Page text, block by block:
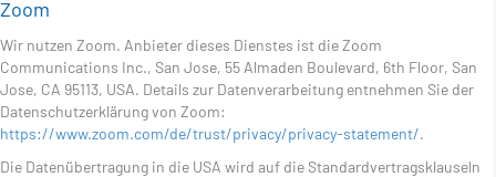
Zoom
Wir nutzen Zoom. Anbieter dieses Dienstes ist die Zoom
Communications Inc., San Jose, 55 Almaden Boulevard, 6th Floor, San
Jose, CA 95113, USA. Details zur Datenverarbeitung entnehmen Sie der
Datenschutzerklärung von Zoom:
https://www.zoom.com/de/trust/privacy/privacy-statement/.
Die Datenübertragung in die USA wird auf die Standardvertragsklauseln